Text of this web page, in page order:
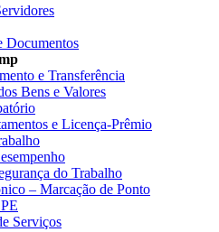
Documentos
e Transferência
Bens e Valores
e Licença-Prêmio
do Trabalho
– Marcação de Ponto
Serviços